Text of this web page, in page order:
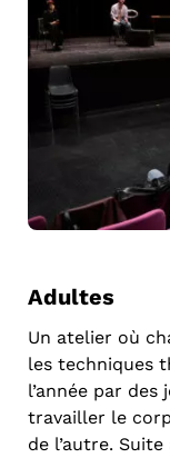
Adultes
Un atelier où
les techniques
l’année par
travailler le
de l’autre.